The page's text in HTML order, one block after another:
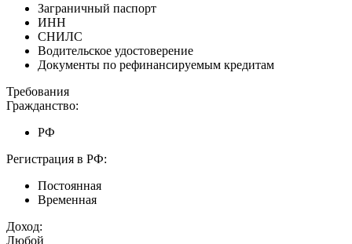
Заграничный паспорт
ИНН
СНИЛС
Водительское удостоверение
Документы по рефинансируемым кредитам
Требования
Гражданство:
РФ
Регистрация в РФ:
Постоянная
Временная
Доход:
Любой